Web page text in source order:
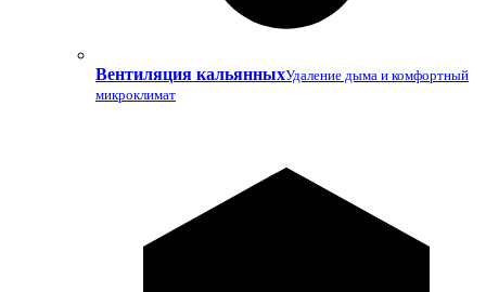
Вентиляция кальянныхУдаление дыма и комфортный
микроклимат